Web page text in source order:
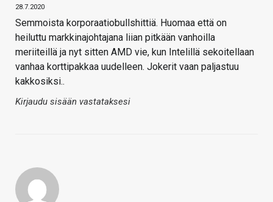
28.7.2020
Semmoista korporaatiobullshittiä. Huomaa että on
heiluttu markkinajohtajana liian pitkään vanhoilla
meriiteillä ja nyt sitten AMD vie, kun Intelillä sekoitellaan
vanhaa korttipakkaa uudelleen. Jokerit vaan paljastuu
kakkosiksi..
Kirjaudu sisään vastataksesi